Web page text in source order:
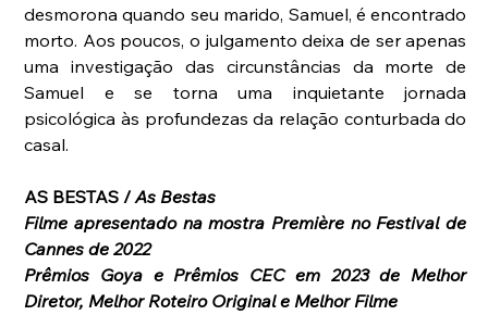
desmorona quando seu marido, Samuel, é encontrado
morto. Aos poucos, o julgamento deixa de ser apenas
uma investigação das circunstâncias da morte de
Samuel e se torna uma inquietante jornada
psicológica às profundezas da relação conturbada do
casal.
AS BESTAS / As Bestas
Filme apresentado na mostra Première no Festival de
Cannes de 2022
Prêmios Goya e Prêmios CEC em 2023 de Melhor
Diretor, Melhor Roteiro Original e Melhor Filme